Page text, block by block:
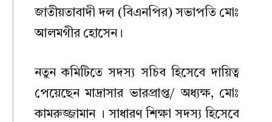
জাতীয়তাবাদী দল (বিএনপির) সভাপতি মোঃ
আলমগীর হোসেন।
নতুন কমিটিতে সদস্য সচিব হিসেবে দায়িত্ব
পেয়েছেন মাদ্রাসার ভারপ্রাপ্ত/ অধ্যক্ষ, মোঃ
কামরুজ্জামান । সাধারণ শিক্ষা সদস্য হিসেবে